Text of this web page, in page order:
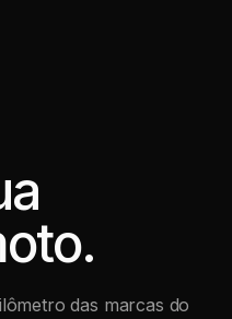
das marcas do